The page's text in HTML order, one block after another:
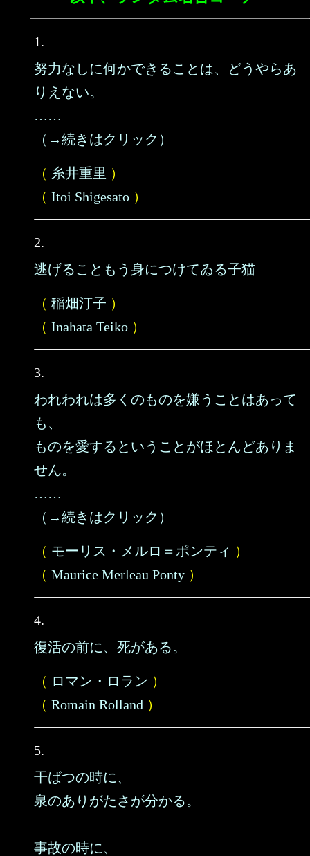
1.
努力なしに何かできることは、どうやらあ
りえない。
……
（→続きはクリック）
（ 糸井重里 ）
（ Itoi Shigesato ）
2.
逃げることもう身につけてゐる子猫
（ 稲畑汀子 ）
（ Inahata Teiko ）
3.
われわれは多くのものを嫌うことはあって
も、
ものを愛するということがほとんどありま
せん。
……
（→続きはクリック）
（ モーリス・メルロ＝ポンティ ）
（ Maurice Merleau Ponty ）
4.
復活の前に、死がある。
（ ロマン・ロラン ）
（ Romain Rolland ）
5.
干ばつの時に、
泉のありがたさが分かる。
事故の時に、